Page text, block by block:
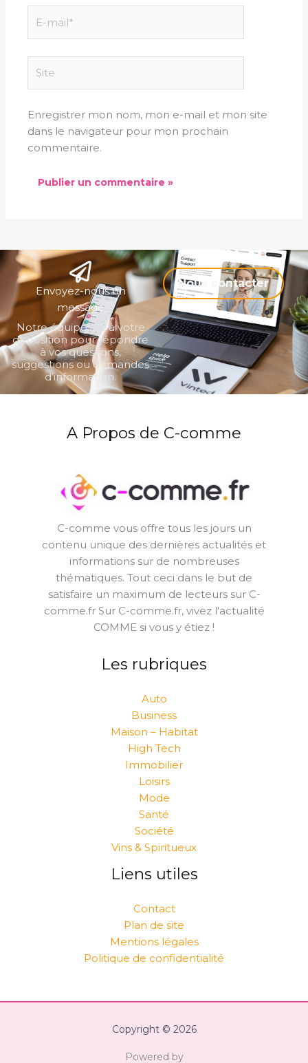
mail*
Enregistrer mon nom, mon e-mail et mon site
dans le navigateur pour mon prochain
commentaire.
Envoyez-nous un
message
Notre équipe est à votre
disposition pour répondre
à vos questions,
suggestions ou demandes
d’information.
Nous contacter
A Propos de C-comme
C-comme vous offre tous les jours un
contenu unique des dernières actualités et
informations sur de nombreuses
thématiques. Tout ceci dans le but de
satisfaire un maximum de lecteurs sur C-
comme.fr Sur C-comme.fr, vivez l'actualité
COMME si vous y étiez !
Les rubriques
Auto
Business
Maison – Habitat
High Tech
Immobilier
Loisirs
Mode
Santé
Société
Vins & Spiritueux
Liens utiles
Contact
Plan de site
Mentions légales
Politique de confidentialité
Copyright © 2026
Powered by